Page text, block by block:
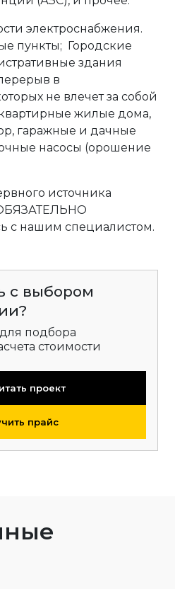
электроснабжения.
пункты; Городские
здания
в
не влечет за собой
жилые дома,
гаражные и дачные
насосы (орошение
источника
с нашим специалистом.
с выбором
подбора
стоимости
проект
прайс